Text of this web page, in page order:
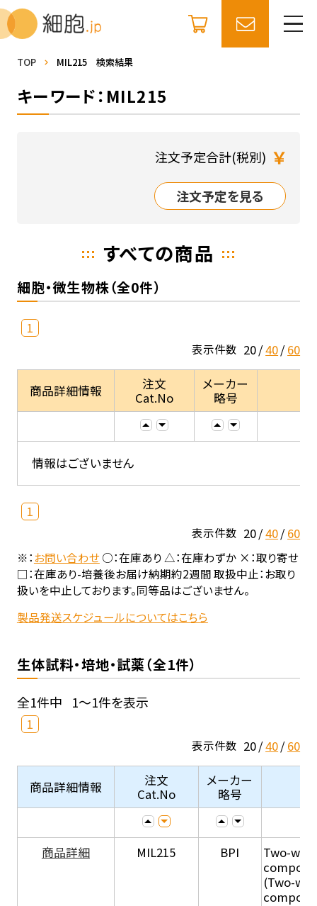
TOP MIL215 検索結果
キーワード：MIL215
注文予定合計(税別) ￥
注文予定を見る
すべての商品
細胞・微生物株（全0件）
1
表示件数 20 40 60
商品詳細情報
注文
Cat.No
メーカー
略号
情報はございません
1
表示件数 20 40 60
※：お問い合わせ○：在庫あり △：在庫わずか ×：取り寄せ
□：在庫あり-培養後お届け納期約2週間 取扱中止：お取り
扱いを中止しております。同等品はございません。
製品発送スケジュールについてはこちら
生体試料・培地・試薬（全1件）
全1件中 1～1件を表示
1
表示件数 20 40 60
商品詳細情報
注文
Cat.No
メーカー
略号
商品詳細 MIL215 BPI
Two-
(Two-